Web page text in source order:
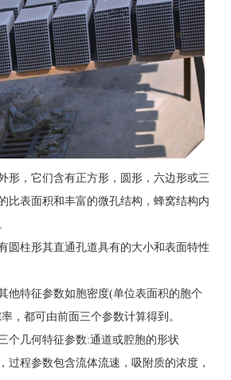
形，它们含有正方形，圆形，六边形或三
比表面积和丰富的微孔结构，蜂窝结构内
圆柱形其直通孔道具有的大小和表面特性
他特征参数如胞密度(单位表面积的胞个
，都可由前面三个参数计算得到。
个几何特征参数:通道或腔胞的形状
过程参数包含流体流速，吸附质的浓度，